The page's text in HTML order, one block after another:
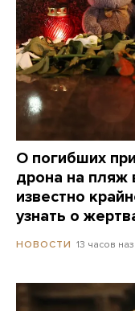
О погибших
дрона на пляж
известно
узнать о
НОВОСТИ 13 часов